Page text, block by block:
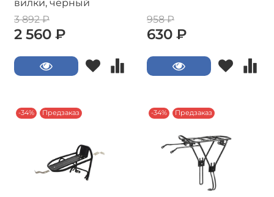
вилки, черный
3 892 ₽
2 560 ₽
958 ₽
630 ₽
-34% Предзаказ -34% Предзаказ